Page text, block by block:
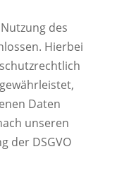
des
Hierbei
Daten
unseren
der DSGVO